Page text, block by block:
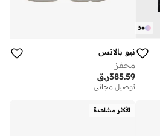
+
3
نيو بالانس
محفز
ر.ق385.59
توصيل مجاني
الأكثر مشاهدة